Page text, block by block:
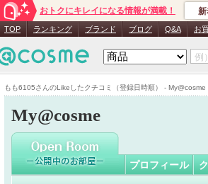
もも6105さんのLikeしたクチコミ（登録日時順） - My@cosme
おトクにキレイになる情報が満載！ 新
TOP ランキング ブランド ブログ Q&A お
My@cosme
もも6105さ
プロフィール